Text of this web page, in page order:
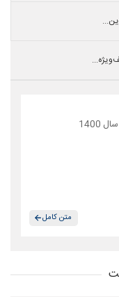
ویژه...
متن کامل